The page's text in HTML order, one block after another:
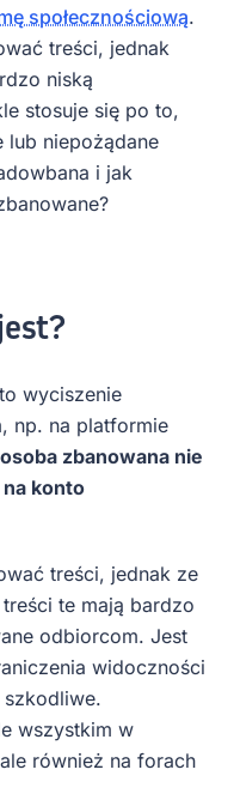
społecznościową.
treści, jednak
niską
stosuje się po to,
lub niepożądane
i jak
wyciszenie
np. na platformie
osoba zbanowana nie
konto
treści, jednak ze
te mają bardzo
odbiorcom. Jest
widoczności
szkodliwe.
wszystkim w
również na forach